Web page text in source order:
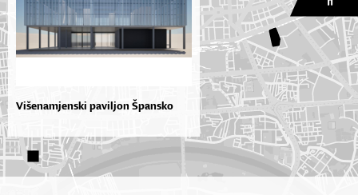
Višenamjenski paviljon Špansko